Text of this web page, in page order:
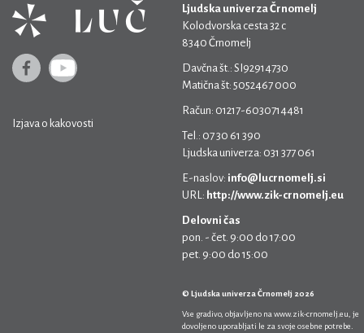
Izjava o kakovosti
Ljudska univerza Črnomelj
Kolodvorska cesta 32 c
8340 Črnomelj
Davčna št.: SI92914730
Matična št: 5052467 000
Račun: 01217-6030714481
Tel.: 07 30 61 390
Ljudska univerza: 031 377 061
E-naslov: info@lucrnomelj.si
URL: http://www.zik-crnomelj.eu
Delovni čas
pon. - čet. 9:00 do 17:00
pet. 9:00 do 15:00
© Ljudska univerza Črnomelj 2026
Vse gradivo, objavljeno na www.zik-crnomelj.eu , je
dovoljeno uporabljati le za svoje osebne potrebe.